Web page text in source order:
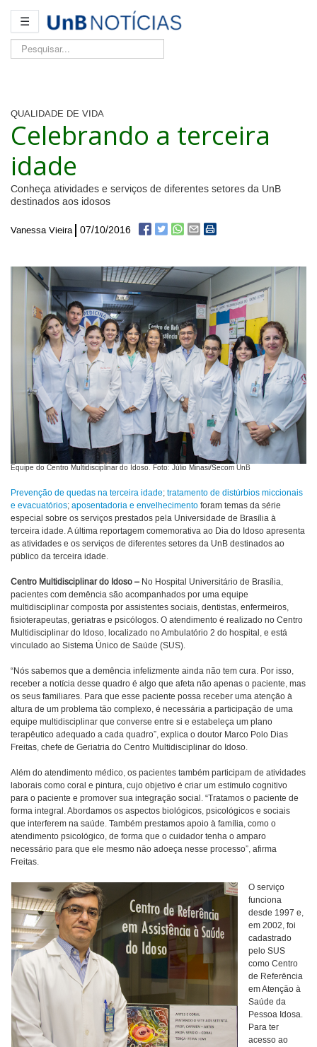
☰
Pesquisar...
QUALIDADE DE VIDA
Celebrando a terceira
idade
Conheça atividades e serviços de diferentes setores da UnB
destinados aos idosos
Vanessa Vieira 07/10/2016
Equipe do Centro Multidisciplinar do Idoso. Foto: Júlio Minasi/Secom UnB
Prevenção de quedas na terceira idade; tratamento de distúrbios miccionais
e evacuatórios; aposentadoria e envelhecimento foram temas da série
especial sobre os serviços prestados pela Universidade de Brasília à
terceira idade. A última reportagem comemorativa ao Dia do Idoso apresenta
as atividades e os serviços de diferentes setores da UnB destinados ao
público da terceira idade.
Centro Multidisciplinar do Idoso – No Hospital Universitário de Brasília,
pacientes com demência são acompanhados por uma equipe
multidisciplinar composta por assistentes sociais, dentistas, enfermeiros,
fisioterapeutas, geriatras e psicólogos. O atendimento é realizado no Centro
Multidisciplinar do Idoso, localizado no Ambulatório 2 do hospital, e está
vinculado ao Sistema Único de Saúde (SUS).
“Nós sabemos que a demência infelizmente ainda não tem cura. Por isso,
receber a notícia desse quadro é algo que afeta não apenas o paciente, mas
os seus familiares. Para que esse paciente possa receber uma atenção à
altura de um problema tão complexo, é necessária a participação de uma
equipe multidisciplinar que converse entre si e estabeleça um plano
terapêutico adequado a cada quadro”, explica o doutor Marco Polo Dias
Freitas, chefe de Geriatria do Centro Multidisciplinar do Idoso.
Além do atendimento médico, os pacientes também participam de atividades
laborais como coral e pintura, cujo objetivo é criar um estímulo cognitivo
para o paciente e promover sua integração social. “Tratamos o paciente de
forma integral. Abordamos os aspectos biológicos, psicológicos e sociais
que interferem na saúde. Também prestamos apoio à família, como o
atendimento psicológico, de forma que o cuidador tenha o amparo
necessário para que ele mesmo não adoeça nesse processo”, afirma
Freitas.
O serviço
funciona
desde 1997 e,
em 2002, foi
cadastrado
pelo SUS
como Centro
de Referência
em Atenção à
Saúde da
Pessoa Idosa.
Para ter
acesso ao